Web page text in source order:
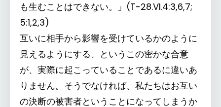
も生むことはできない。」(T-28.VI.4:3,6,7;
5:1,2,3)
互いに相手から影響を受けているかのように
見えるようにする、というこの密かな合意
が、実際に起こっていることであるに違いあ
りません。そうでなければ、私たちはお互い
の決断の被害者ということになってしまうか